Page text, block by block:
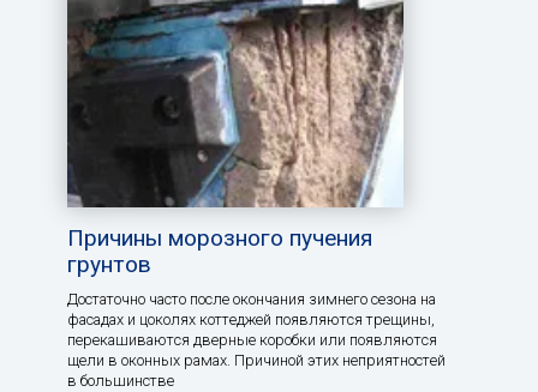
Причины морозного пучения
грунтов
Достаточно часто после окончания зимнего сезона на
фасадах и цоколях коттеджей появляются трещины,
перекашиваются дверные коробки или появляются
щели в оконных рамах. Причиной этих неприятностей
в большинстве